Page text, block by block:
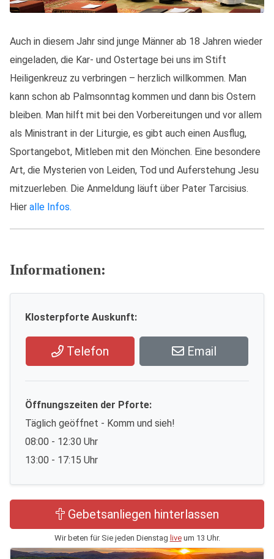
Auch in diesem Jahr sind junge Männer ab 18 Jahren wieder
eingeladen, die Kar- und Ostertage bei uns im Stift
Heiligenkreuz zu verbringen – herzlich willkommen. Man
kann schon ab Palmsonntag kommen und dann bis Ostern
bleiben. Man hilft mit bei den Vorbereitungen und vor allem
als Ministrant in der Liturgie, es gibt auch einen Ausflug,
Sportangebot, Mitleben mit den Mönchen. Eine besondere
Art, die Mysterien von Leiden, Tod und Auferstehung Jesu
mitzuerleben. Die Anmeldung läuft über Pater Tarcisius.
Hier alle Infos.
Informationen:
Klosterpforte Auskunft:
Telefon Email
Öffnungszeiten der Pforte:
Täglich geöffnet - Komm und sieh!
08:00 - 12:30 Uhr
13:00 - 17:15 Uhr
Gebetsanliegen hinterlassen
Wir beten für Sie jeden Dienstag liveum 13 Uhr.